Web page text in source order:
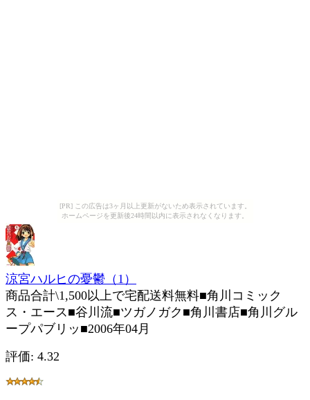
[PR] この広告は3ヶ月以上更新がないため表示されています。
ホームページを更新後24時間以内に表示されなくなります。
涼宮ハルヒの憂鬱（1）
商品合計\1,500以上で宅配送料無料■角川コミック
ス・エース■谷川流■ツガノガク■角川書店■角川グル
ープパブリッ■2006年04月
評価: 4.32